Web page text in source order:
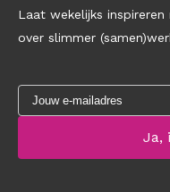
Laat wekelijks
over slimmer